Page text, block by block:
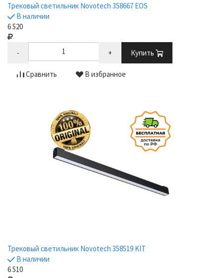
Трековый светильник Novotech 358667 EOS
В наличии
6 520
- + Купить
Сравнить В избранное
Трековый светильник Novotech 358519 KIT
В наличии
6 510